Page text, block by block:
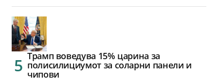
Трамп воведува 15% царина за
полисилициумот за соларни панели и
чипови